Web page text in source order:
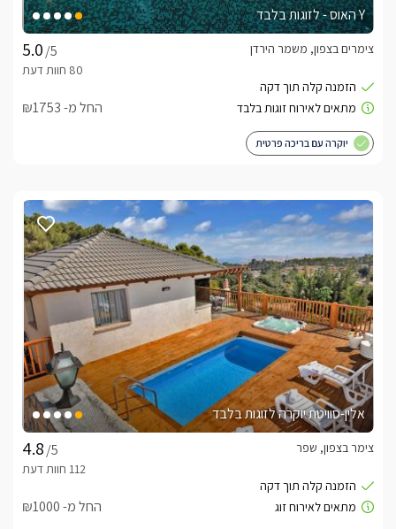
Y האוס - לזוגות בלבד
/5
צימרים בצפון, משמר הירדן
החל מ- ₪1753
יוקרה עם בריכה פרטית
אלין-סוויטת יוקרה לזוגות בלבד
/5
צימר בצפון, שפר
החל מ- ₪1000